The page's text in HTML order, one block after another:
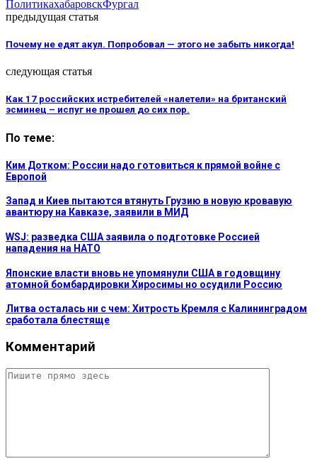
ПолитикахабаровскФургал
предыдущая статья
Почему не едят акул. Попробовал — этого не забыть никогда!
следующая статья
Как 17 российских истребителей «налетели» на британский
эсминец – испуг не прошел до сих пор.
По теме:
Ким Дотком: России надо готовиться к прямой войне с
Европой
Запад и Киев пытаются втянуть Грузию в новую кровавую
авантюру на Кавказе, заявили в МИД
WSJ: разведка США заявила о подготовке Россией
нападения на НАТО
Японские власти вновь не упомянули США в годовщину
атомной бомбардировки Хиросимы но осудили Россию
Литва осталась ни с чем: Хитрость Кремля с Калининградом
сработала блестяще
Комментарий